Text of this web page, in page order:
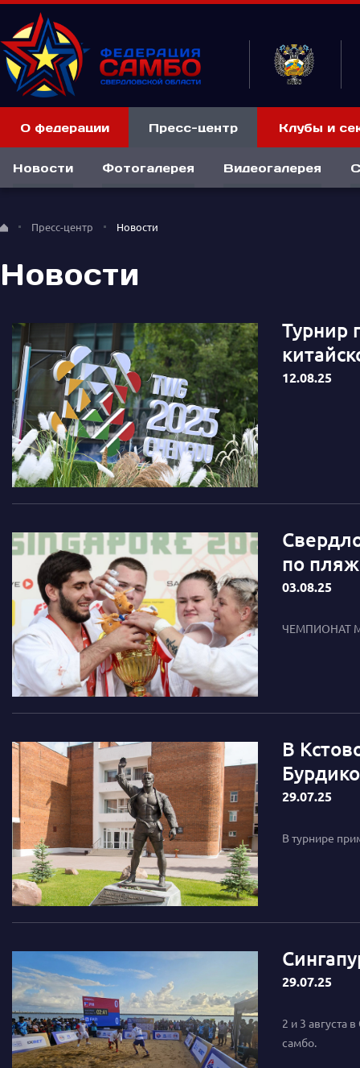
О федерации Пресс-центр
Новости Фотогалерея Видеогалерея
Клубы и
Пресс-центр Новости
Новости
Турнир
12.08.25
по
03.08.25
ЧЕМПИОНАТ
В
29.07.25
В турнире
29.07.25
2 и 3 августа
самбо.